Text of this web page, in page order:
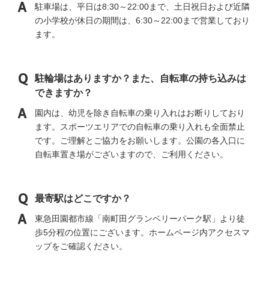
駐車場は、平日は8:30～22:00まで、土日祝日および近隣
の小学校が休日の期間は、6:30～22:00まで営業しており
ます。
駐輪場はありますか？また、自転車の持ち込みは
できますか？
園内は、幼児を除き自転車の乗り入れはお断りしており
ます。スポーツエリアでの自転車の乗り入れも全面禁止
です。ご理解とご協力をお願いします。公園の各入口に
自転車置き場がございますので、ご利用ください。
最寄駅はどこですか？
東急田園都市線「南町田グランベリーパーク駅」より徒
歩5分程の位置にございます。ホームページ内アクセスマ
ップをご確認ください。